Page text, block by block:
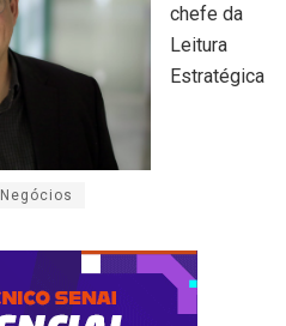
chefe da
Leitura
Estratégica
Negócios